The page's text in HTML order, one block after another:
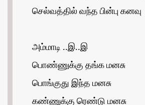
செல்வத்தில் வந்த பின்பு கனவு
அம்மாடி ..இ..இ
பொண்ணுக்கு தங்க மனசு
பொங்குது இந்த மனசு
கண்ணுக்கு ரெண்டு மனசு